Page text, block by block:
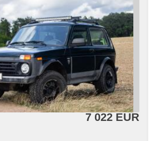
7 022 EUR